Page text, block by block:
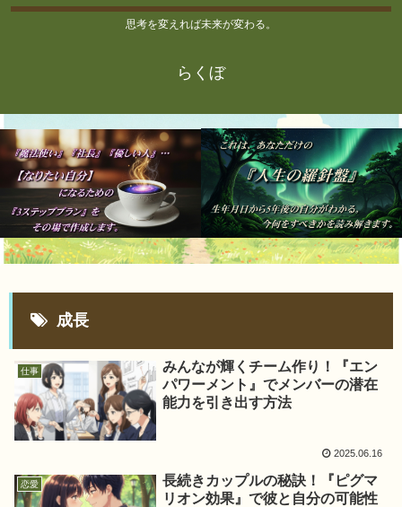
思考を変えれば未来が変わる。
らくぼ
成長
仕事
みんなが輝くチーム作り！『エン
パワーメント』でメンバーの潜在
能力を引き出す方法
2025.06.16
恋愛
長続きカップルの秘訣！『ピグマ
リオン効果』で彼と自分の可能性